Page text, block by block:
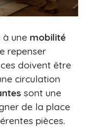
une mobilité
repenser
doivent être
circulation
sont une
de la place
pièces.